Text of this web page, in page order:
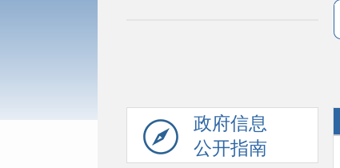
政府信息
公开指南